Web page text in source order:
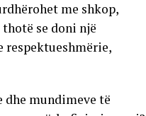
me shkop,
se doni një
respektueshmërie,
dhe mundimeve të